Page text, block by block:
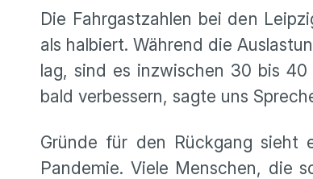
Die Fahrgastzahlen bei den
als halbiert. Während die
lag, sind es inzwischen 30 bis
bald verbessern, sagte uns
Gründe für den Rückgang sieht
Pandemie. Viele Menschen, die